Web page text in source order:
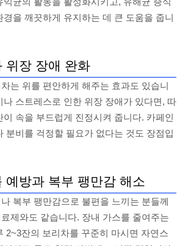
경을 깨끗하게 유지하는 데 큰 도움을 줍니
위장 장애 완화
는 위를 편안하게 해주는 효과도 있습니
나 스트레스로 인한 위장 장애가 있다면, 따
이 속을 부드럽게 진정시켜 줍니다. 카페인
분비를 걱정할 필요가 없다는 것도 장점입
예방과 복부 팽만감 해소
복부 팽만감으로 불편을 느끼는 분들께
제와도 같습니다. 장내 가스를 줄여주는
2~3잔의 보리차를 꾸준히 마시면 자연스